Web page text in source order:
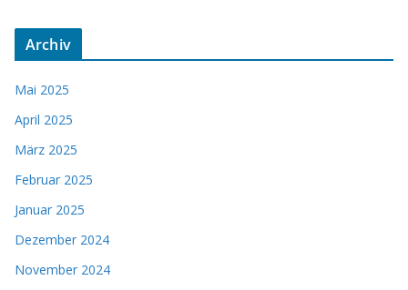
Archiv
Mai 2025
April 2025
März 2025
Februar 2025
Januar 2025
Dezember 2024
November 2024